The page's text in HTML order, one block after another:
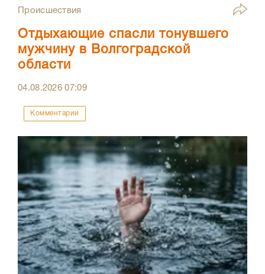
Происшествия
Отдыхающие спасли тонувшего
мужчину в Волгоградской
области
04.08.202607:09
Комментарии